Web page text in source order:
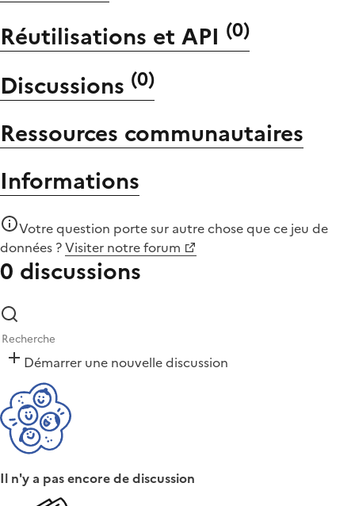
Réutilisations et API (0)
Discussions (0)
Ressources communautaires
Informations
Votre question porte sur autre chose quece jeu de
données ?Visiter notre forum
0 discussions
Démarrer une nouvelle discussion
Il n'y a pas encore de discussion